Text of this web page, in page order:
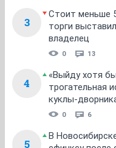
3
Стоит меньше
торги
владелец
0 13
4
«Выйду хотя
трогательная
куклы-
0 6
5
В